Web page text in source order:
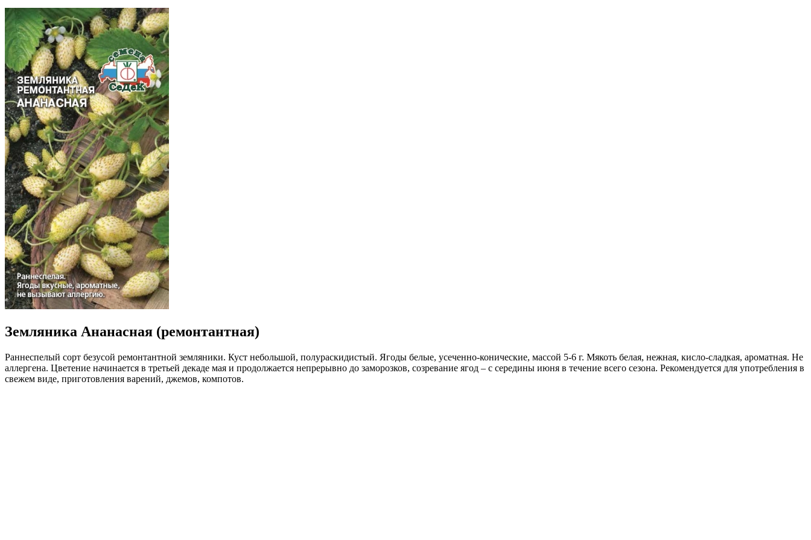
Земляника Ананасная (ремонтантная)
Раннеспелый сорт безусой ремонтантной земляники. Куст небольшой, полураскидистый. Ягоды белые, усеченно-конические, массой 5-6 г. Мякоть белая, нежная, кисло-сладкая, ароматная. Не
аллергена. Цветение начинается в третьей декаде мая и продолжается непрерывно до заморозков, созревание ягод – с середины июня в течение всего сезона. Рекомендуется для употребления в
свежем виде, приготовления варений, джемов, компотов.